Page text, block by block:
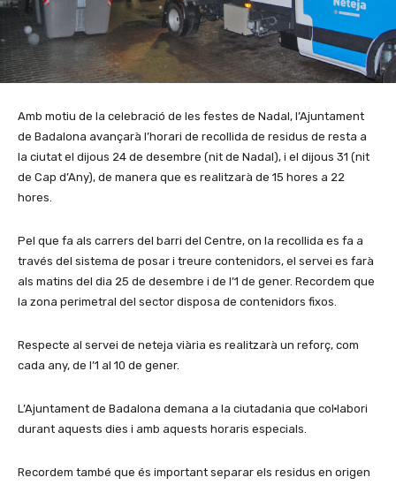
Amb motiu de la celebració de les festes de Nadal, l’Ajuntament
de Badalona avançarà l’horari de recollida de residus de resta a
la ciutat el dijous 24 de desembre (nit de Nadal), i el dijous 31 (nit
de Cap d’Any), de manera que es realitzarà de 15 hores a 22
hores.
Pel que fa als carrers del barri del Centre, on la recollida es fa a
través del sistema de posar i treure contenidors, el servei es farà
als matins del dia 25 de desembre i de l’1 de gener. Recordem que
la zona perimetral del sector disposa de contenidors fixos.
Respecte al servei de neteja viària es realitzarà un reforç, com
cada any, de l’1 al 10 de gener.
L’Ajuntament de Badalona demana a la ciutadania que col·labori
durant aquests dies i amb aquests horaris especials.
Recordem també que és important separar els residus en origen